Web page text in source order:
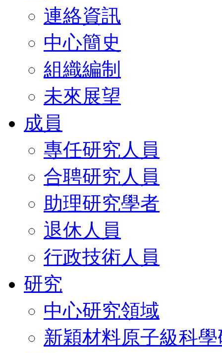
連絡資訊
中心簡史
組織編制
未來展望
成員
專任研究人員
合聘研究人員
助理研究學者
退休人員
行政技術人員
研究
中心研究領域
新穎材料原子級科